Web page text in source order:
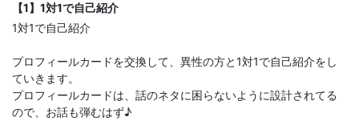
【1】1対1で自己紹介
1対1で自己紹介
プロフィールカードを交換して、異性の方と1対1で自己紹介をし
ていきます。
プロフィールカードは、話のネタに困らないように設計されてる
ので、お話も弾むはず♪